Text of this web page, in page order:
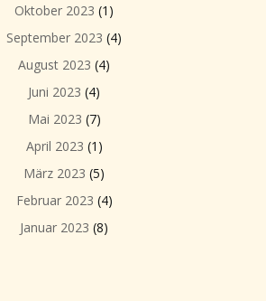
Oktober 2023 (1)
September 2023 (4)
August 2023 (4)
Juni 2023 (4)
Mai 2023 (7)
April 2023 (1)
März 2023 (5)
Februar 2023 (4)
Januar 2023 (8)